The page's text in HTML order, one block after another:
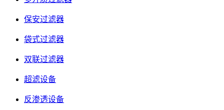
保安过滤器
袋式过滤器
双联过滤器
超滤设备
反渗透设备